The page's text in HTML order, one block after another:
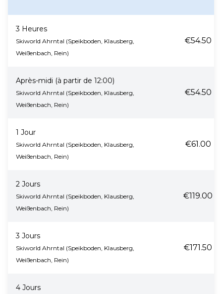
3 Heures
Skiworld Ahrntal (Speikboden, Klausberg,
Weißenbach, Rein)
€54.50
Après-midi (à partir de 12:00)
Skiworld Ahrntal (Speikboden, Klausberg,
Weißenbach, Rein)
€54.50
1 Jour
Skiworld Ahrntal (Speikboden, Klausberg,
Weißenbach, Rein)
€61.00
2 Jours
Skiworld Ahrntal (Speikboden, Klausberg,
Weißenbach, Rein)
€119.00
3 Jours
Skiworld Ahrntal (Speikboden, Klausberg,
Weißenbach, Rein)
€171.50
4 Jours